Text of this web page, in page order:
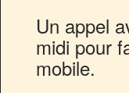
Un appel
midi pour
mobile.